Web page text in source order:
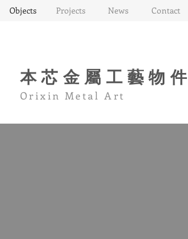
Objects Projects News Contact
​本芯金屬工藝物件
Orixin Metal Art